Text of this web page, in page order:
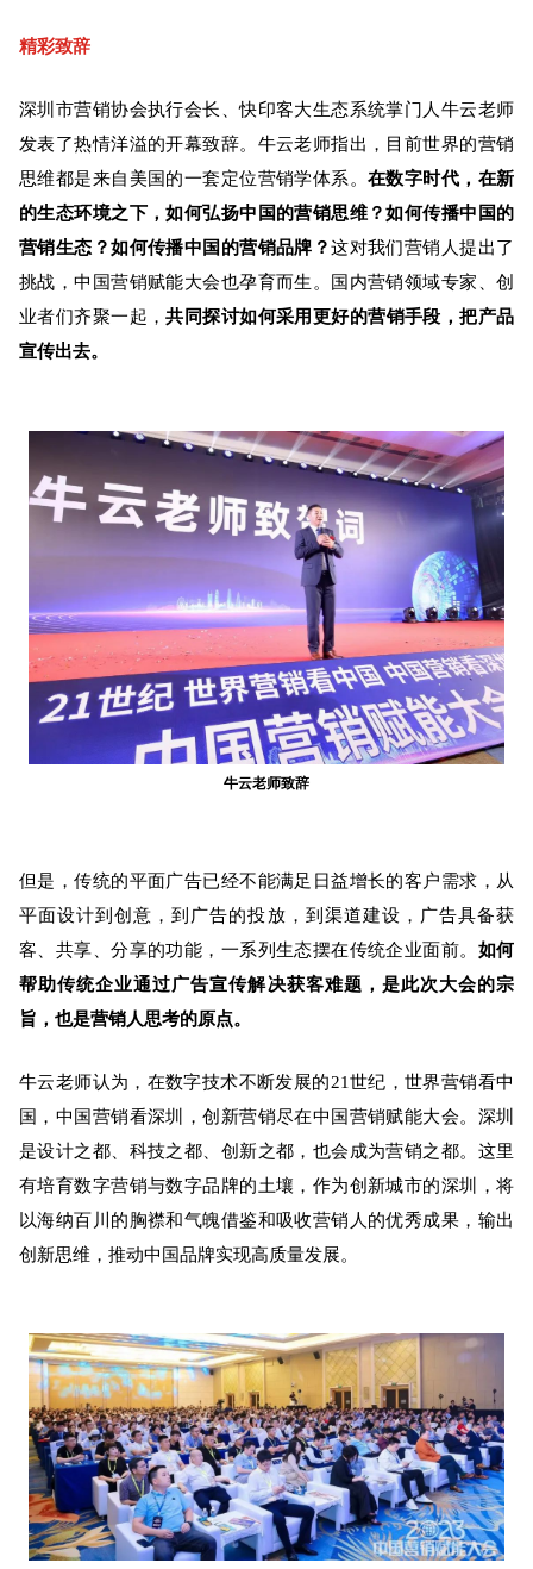
精彩致辞
深圳市营销协会执行会长、快印客大生态系统掌门人牛云老师
发表了热情洋溢的开幕致辞。 牛云老师指出，目前世界的营销
思维都是来自美国的一套定位营销学体系。在数字时代，在新
的生态环境之下，如何弘扬中国的营销思维？如何传播中国的
营销生态？如何传播中国的营销品牌？这对我们营销人提出了
挑战，中国营销赋能大会也孕育而生。
国内营销领域专家、创
业者们齐聚一起，共同探讨如何采用更好的营销手段，把产品
宣传出去。
牛云老师致辞
但是，传统的平面广告已经不能满足日益增长的客户需求，从
平面设计到创意，到广告的投放，到渠道建设，广告具备获
客、共享、分享的功能，一系列生态摆在传统企业面前。 如何
帮助传统企业通过广告宣传解决获客难题，是此次大会的宗
旨，也是营销人思考的原点。
牛云老师认为， 在数字技术不断发展的21世纪，世界营销看中
国，中国营销看深圳，创新营销尽在中国营销赋能大会。 深圳
是设计之都、科技之都、创新之都，也会成为营销之都。这里
有培育数字营销与数字品牌的土壤，作为创新城市的深圳，将
以海纳百川的胸襟和气魄借鉴和吸收营销人的优秀成果，输出
创新思维，推动中国品牌实现高质量发展。